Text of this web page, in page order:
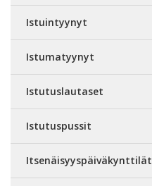
Istuintyynyt
Istumatyynyt
Istutuslautaset
Istutuspussit
Itsenäisyyspäiväkynttilät